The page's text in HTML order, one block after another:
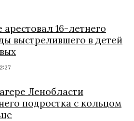
арестовал 16-летнего
выстрелившего в детей
Ленобласти
подростка с кольцом